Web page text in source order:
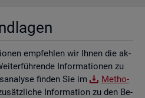
emp­feh­len wir Ihnen die ak­
In­for­ma­tio­nen zu
fin­den Sie im
Me­tho­
In­for­ma­ti­on zu den Be­